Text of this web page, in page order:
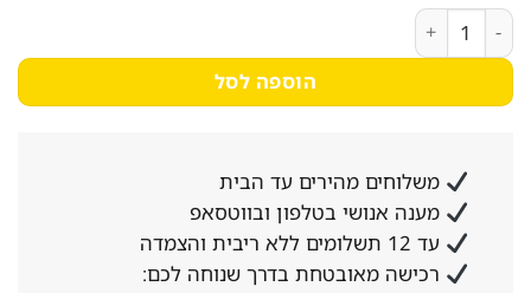
כמות של מכסה עמיד במיוחד למיכל ב-130 ליטר בצבע צהוב - דגם 770×660×435 מ”מ - נסליין
הוספה לסל
משלוחים מהירים עד הבית
מענה אנושי בטלפון ובווטסאפ
עד 12 תשלומים ללא ריבית והצמדה
רכישה מאובטחת בדרך שנוחה לכם: